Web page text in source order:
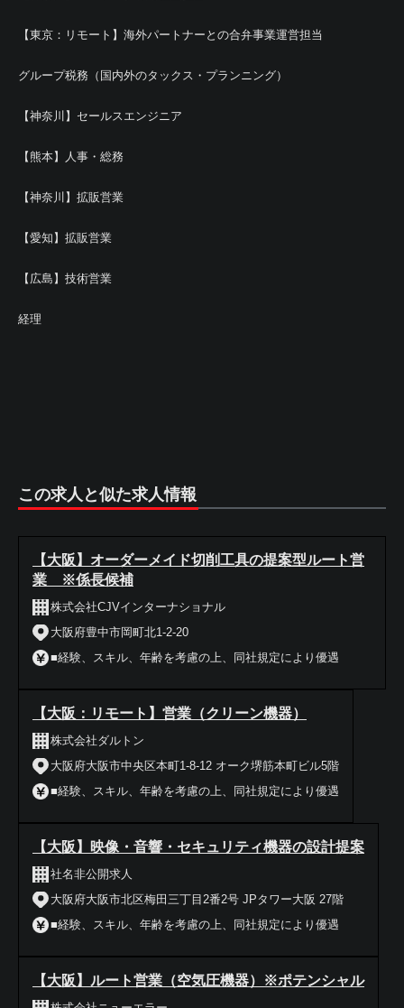
【東京：リモート】海外パートナーとの合弁事業運営担当
グループ税務（国内外のタックス・プランニング）
【神奈川】セールスエンジニア
【熊本】人事・総務
【神奈川】拡販営業
【愛知】拡販営業
【広島】技術営業
経理
この求人と似た求人情報
【大阪】オーダーメイド切削工具の提案型ルート営
業 ※係長候補
株式会社CJVインターナショナル
大阪府豊中市岡町北1-2-20
■経験、スキル、年齢を考慮の上、同社規定により優遇
【大阪：リモート】営業（クリーン機器）
株式会社ダルトン
大阪府大阪市中央区本町1-8-12 オーク堺筋本町ビル5階
■経験、スキル、年齢を考慮の上、同社規定により優遇
【大阪】映像・音響・セキュリティ機器の設計提案
社名非公開求人
大阪府大阪市北区梅田三丁目2番2号 JPタワー大阪 27階
■経験、スキル、年齢を考慮の上、同社規定により優遇
【大阪】ルート営業（空気圧機器）※ポテンシャル